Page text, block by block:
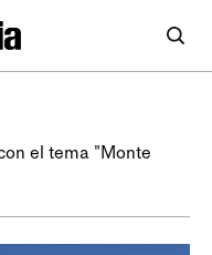
el tema "Monte